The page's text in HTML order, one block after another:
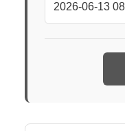
2026-06-13